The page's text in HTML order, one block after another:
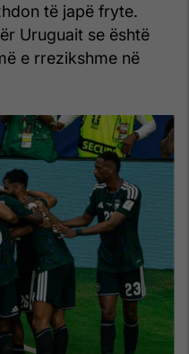
të japë fryte.
Uruguait se është
e rrezikshme në